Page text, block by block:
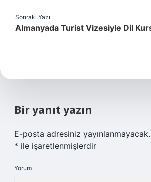
Sonraki Yazı
Almanyada Turist Vizesiyle Dil
Bir yanıt yazın
E-posta adresiniz yayınlanmayacak.
* ile işaretlenmişlerdir
Yorum